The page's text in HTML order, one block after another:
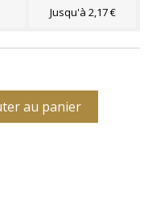
Jusqu'à 2,17 €
au panier